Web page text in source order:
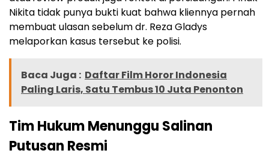
Nikita tidak punya bukti kuat bahwa kliennya pernah
membuat ulasan sebelum dr. Reza Gladys
melaporkan kasus tersebut ke polisi.
Baca Juga : Daftar Film Horor Indonesia
Paling Laris, Satu Tembus 10 Juta Penonton
Tim Hukum Menunggu Salinan
Putusan Resmi